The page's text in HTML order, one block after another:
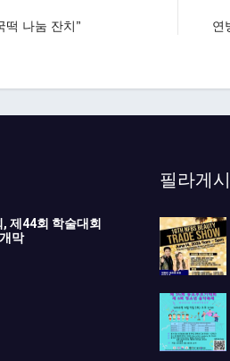
떡 나눔 잔치”
연
제44회 학술대회
막
필라게